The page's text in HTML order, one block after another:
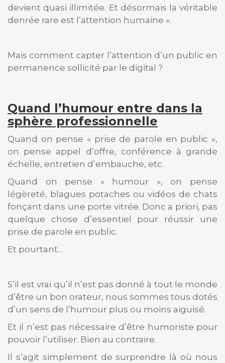
devient quasi illimitée. Et désormais la véritable
denrée rare est l’attention humaine ».
Mais comment capter l’attention d’un public en
permanence sollicité par le digital ?
Quand l’humour entre dans la
sphère professionnelle
Quand on pense « prise de parole en public »,
on pense appel d’offre, conférence à grande
échelle, entretien d’embauche, etc.
Quand on pense « humour », on pense
légèreté, blagues potaches ou vidéos de chats
fonçant dans une porte vitrée. Donc a priori, pas
quelque chose d’essentiel pour réussir une
prise de parole en public.
Et pourtant…
S’il est vrai qu’il n’est pas donné à tout le monde
d’être un bon orateur, nous sommes tous dotés
d’un sens de l’humour plus ou moins aiguisé.
Et il n’est pas nécessaire d’être humoriste pour
pouvoir l’utiliser. Bien au contraire.
Il s’agit simplement de surprendre là où nous